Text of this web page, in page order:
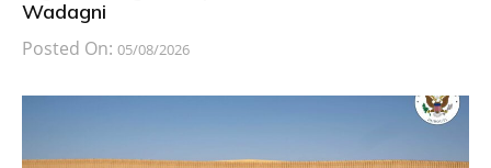
Wadagni
Posted On: 05/08/2026